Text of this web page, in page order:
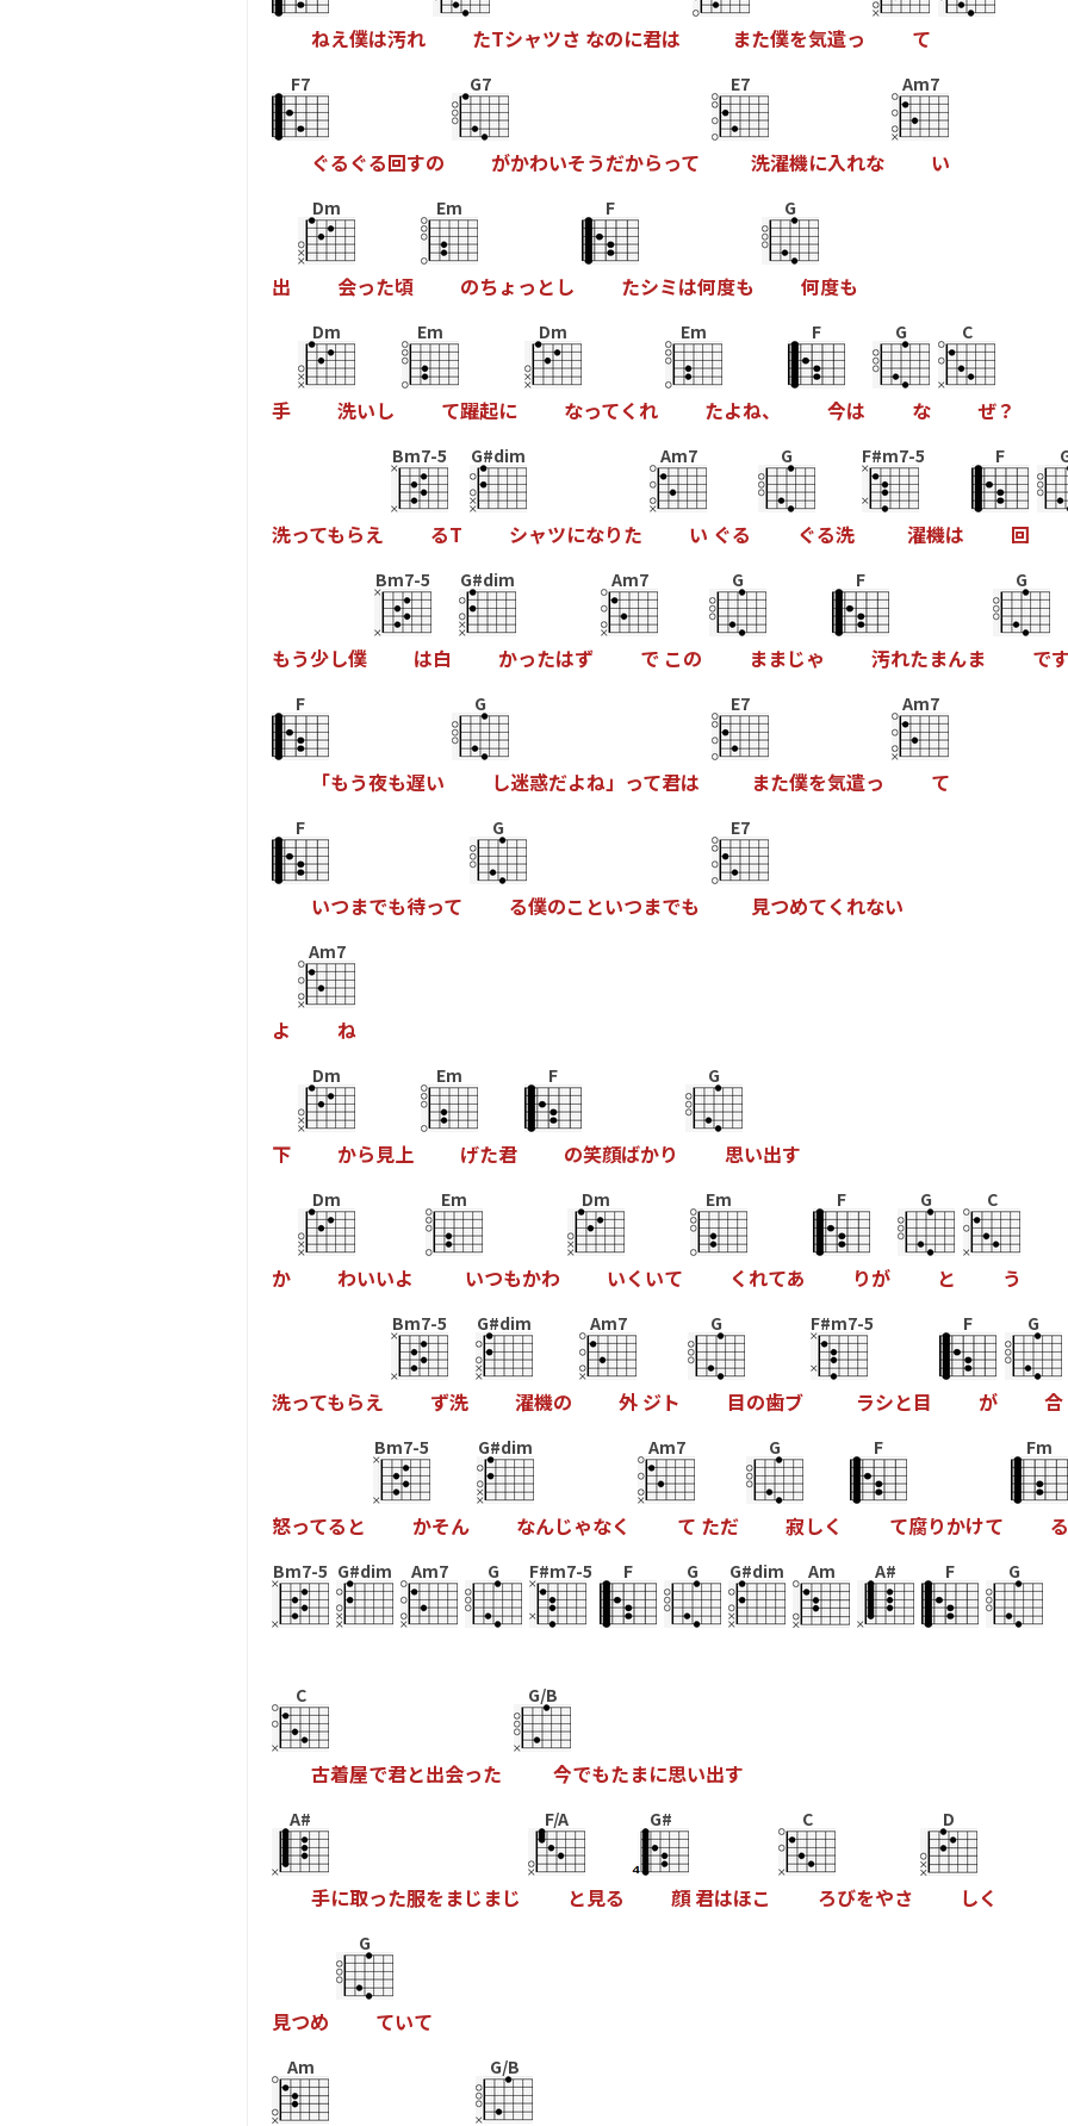
ねえ僕は汚れ たTシャツさ なのに君は また僕を気遣っ て
F7
ぐるぐる回すの
G7
がかわいそうだからって
E7
洗濯機に入れな
Am7
い
出
Dm
会った頃
Em
のちょ っ と し
F
たシミは何度も
G
何度も
手
Dm
洗いし
Em
て躍起に
Dm
なってく れ
Em
たよね、
F
今は
G
な
C
ぜ？
洗ってもらえ
Bm7-5
るT
G#dim
シャツになりた
Am7
い ぐる
G
ぐる洗
F#m7-5
濯機は
F
回
もう少し僕
Bm7-5
は白
G#dim
かったはず
Am7
で この
G
ままじゃ
F
汚れたまんま
G
で
F
「もう夜も遅い
G
し迷惑だよね」 って君は
E7
また僕を気遣っ
Am7
て
F
いつまでも待って
G
る僕のこ といつまでも
E7
見つめてく れない
よ
Am7
ね
下
Dm
から見上
Em
げた君
F
の笑顔ばかり
G
思い出す
か
Dm
わいいよ
Em
いつもかわ
Dm
いく いて
Em
く れてあ
F
りが
G
と
C
う
洗ってもらえ
Bm7-5
ず洗
G#dim
濯機の
Am7
外 ジト
G
目の歯ブ
F#m7-5
ラシと目
F
が
G
合
怒ってる と
Bm7-5
かそん
G#dim
なんじゃなく
Am7
て ただ
G
寂しく
F
て腐りかけて
Fm
る
Bm7-5 G#dim Am7 G F#m7-5 F G G#dim Am A# F G
C
古着屋で君と出会った
G/B
今でもたまに思い出す
A#
手に取った服をまじ まじ
F/A
と見る
G#
顔 君はほこ
C
ろびをやさ
D
しく
見つめ
G
ていて
Am G/B